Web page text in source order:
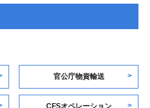
官公庁物資輸送
CFSオペレーション